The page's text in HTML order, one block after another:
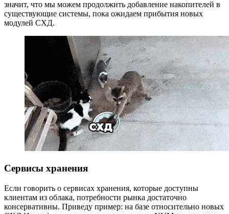
значит, что мы можем продолжить добавление накопителей в
существующие системы, пока ожидаем прибытия новых
модулей СХД.
Сервисы хранения
Если говорить о сервисах хранения, которые доступны
клиентам из облака, потребности рынка достаточно
консервативны. Приведу пример: на базе относительно новых